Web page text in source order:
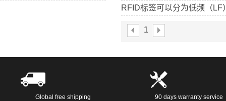
RFID标签可以分为低频（
1
Global free shipping 90 days warranty service